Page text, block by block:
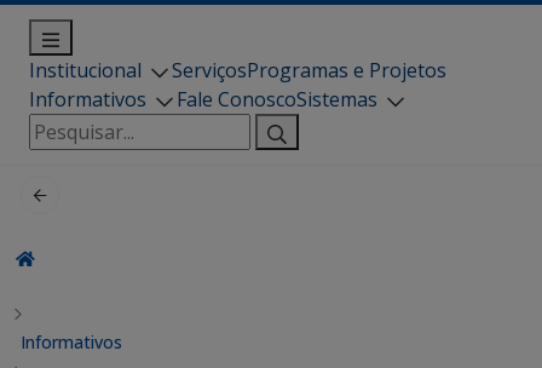
Institucional ServiçosProgramas e Projetos
Informativos
Fale ConoscoSistemas
Pesquisar
por:
Informativos